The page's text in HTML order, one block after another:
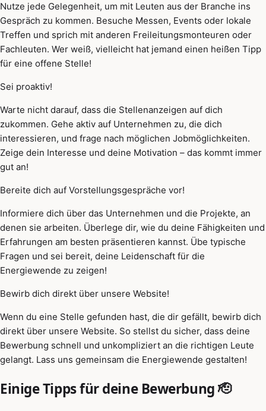
Nutze jede Gelegenheit, um mit Leuten aus der Branche ins
Gespräch zu kommen. Besuche Messen, Events oder lokale
Treffen und sprich mit anderen Freileitungsmonteuren oder
Fachleuten. Wer weiß, vielleicht hat jemand einen heißen Tipp
für eine offene Stelle!
Sei proaktiv!
Warte nicht darauf, dass die Stellenanzeigen auf dich
zukommen. Gehe aktiv auf Unternehmen zu, die dich
interessieren, und frage nach möglichen Jobmöglichkeiten.
Zeige dein Interesse und deine Motivation – das kommt immer
gut an!
Bereite dich auf Vorstellungsgespräche vor!
Informiere dich über das Unternehmen und die Projekte, an
denen sie arbeiten. Überlege dir, wie du deine Fähigkeiten und
Erfahrungen am besten präsentieren kannst. Übe typische
Fragen und sei bereit, deine Leidenschaft für die
Energiewende zu zeigen!
Bewirb dich direkt über unsere Website!
Wenn du eine Stelle gefunden hast, die dir gefällt, bewirb dich
direkt über unsere Website. So stellst du sicher, dass deine
Bewerbung schnell und unkompliziert an die richtigen Leute
gelangt. Lass uns gemeinsam die Energiewende gestalten!
Einige Tipps für deine Bewerbung 🫡